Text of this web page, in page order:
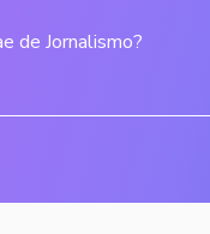
de Jornalismo?